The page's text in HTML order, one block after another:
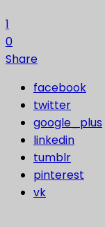
1
0
Share
facebook
twitter
google_plus
linkedin
tumblr
pinterest
vk